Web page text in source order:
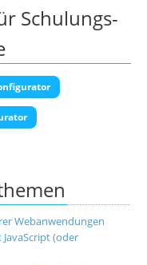
Schulungs-
Webanwendungen
(oder